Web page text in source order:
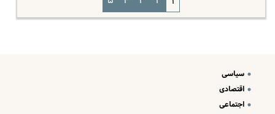
سیاسی
اقتصادی
اجتماعی